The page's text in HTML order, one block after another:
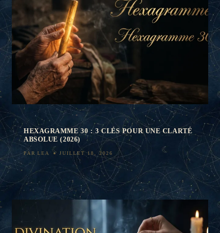
HEXAGRAMME 30 : 3 CLÉS POUR UNE CLARTÉ
ABSOLUE (2026)
PAR LEA JUILLET 18, 2026